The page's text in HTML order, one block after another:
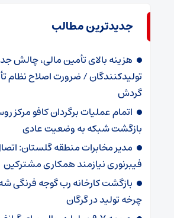
جدیدترین مطالب
هزینه بالای تأمین مالی، چالش
تولیدکنندگان / ضرورت اصلاح نظام
گردش
اتمام عملیات برگردان کافو مرکز
بازگشت شبکه به وضعیت عادی
مدیر مخابرات منطقه گلستان:
فیبرنوری نیازمند همکاری مشترکین
بازگشت کارخانه رب گوجه فرنگی
چرخه تولید در گرگان